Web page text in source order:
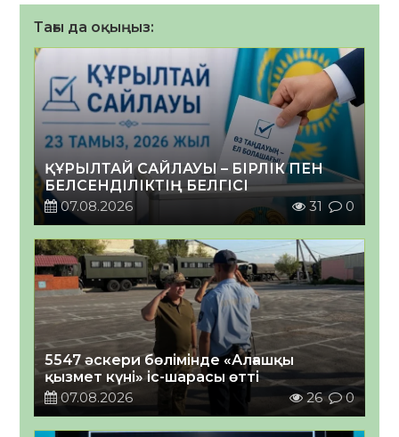
Тағы да оқыңыз:
ҚҰРЫЛТАЙ САЙЛАУЫ – БІРЛІК ПЕН
БЕЛСЕНДІЛІКТІҢ БЕЛГІСІ
07.08.2026
31 0
5547 әскери бөлімінде «Алғашқы
қызмет күні» іс-шарасы өтті
07.08.2026
26 0